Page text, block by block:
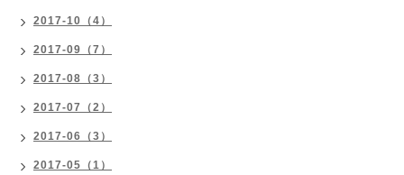
2017-10（4）
2017-09（7）
2017-08（3）
2017-07（2）
2017-06（3）
2017-05（1）